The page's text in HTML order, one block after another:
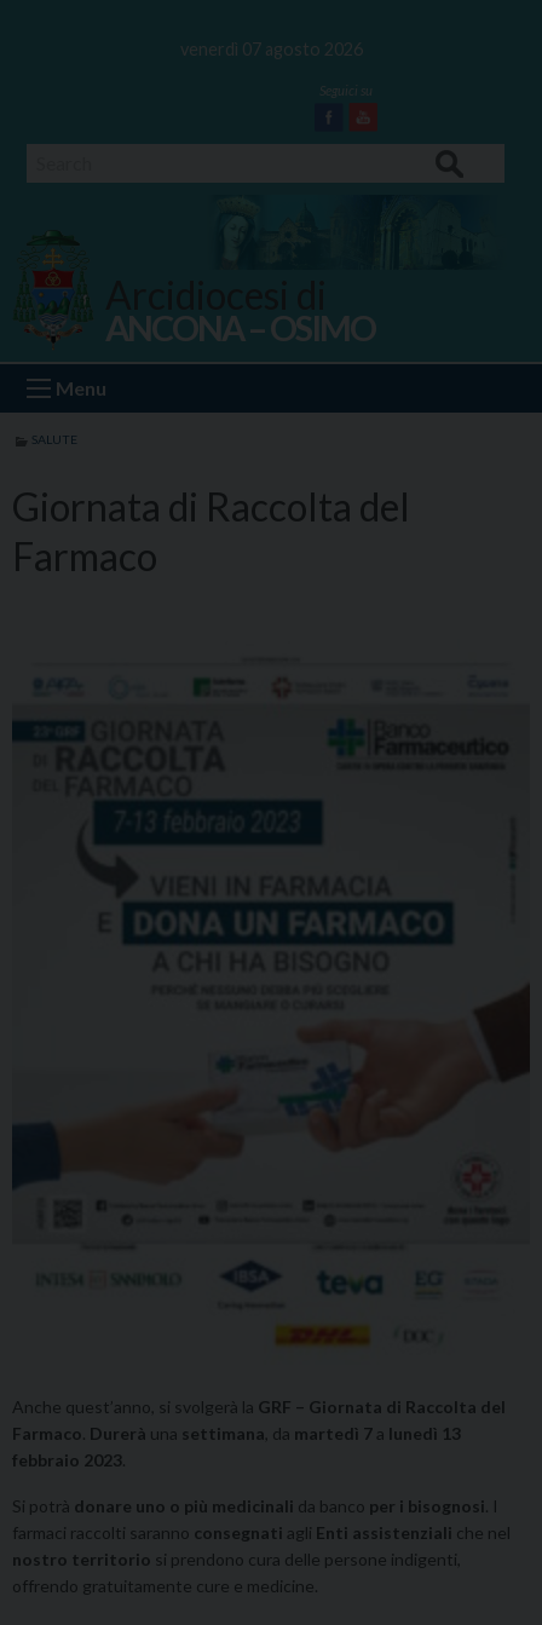
venerdì 07 agosto 2026
Facebook
Youtube
Ancona Osimo
ANCONA – OSIMO
Menu
SALUTE
Giornata di Raccolta del
Farmaco
Anche quest’anno, si svolgerà la GRF – Giornata di Raccolta del
Farmaco Durerà una settimana , da martedì 7 a lunedì 13
febbraio 2023
Si potrà donare uno o più medicinali da banco per i bisognosi . I
farmaci raccolti saranno consegnati agli Enti assistenziali che​ nel
nostro territorio si prendono cura delle persone indigenti,
offrendo gratuitamente cure e medicine.